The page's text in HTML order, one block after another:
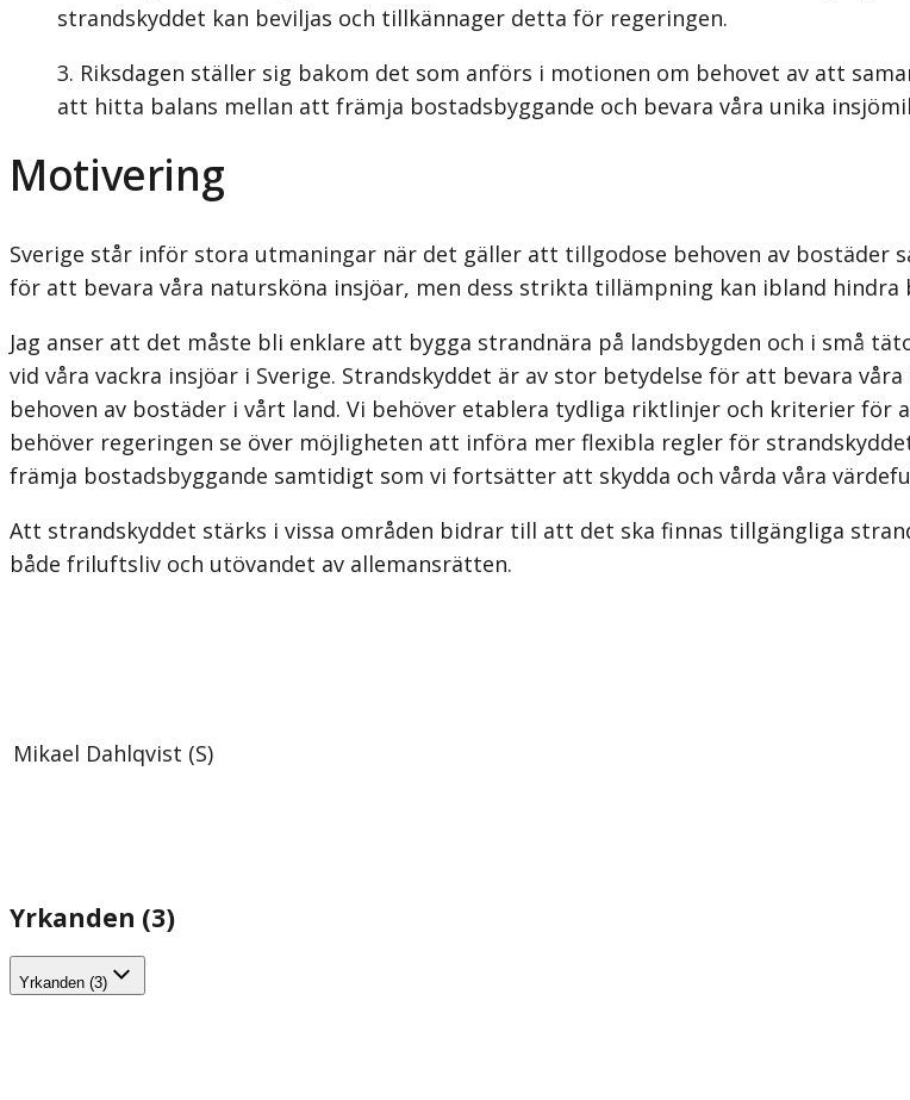
strandskyddet kan beviljas och tillkännager detta för regeringen.
Riksdagen ställer sig bakom det som anförs i motionen om behovet av att
att hitta balans mellan att främja bostadsbyggande och bevara våra unika
Motivering
Sverige står inför stora utmaningar när det gäller att tillgodose behoven av bostäder
för att bevara våra natursköna insjöar, men dess strikta tillämpning kan ibland hindra
Jag anser att det måste bli enklare att bygga strandnära på landsbygden och i små
vid våra vackra insjöar i Sverige. Strandskyddet är av stor betydelse för att bevara
behoven av bostäder i vårt land. Vi behöver etablera tydliga riktlinjer och kriterier
behöver regeringen se över möjligheten att införa mer flexibla regler för
främja bostadsbyggande samtidigt som vi fortsätter att skydda och vårda våra
Att strandskyddet stärks i vissa områden bidrar till att det ska finnas tillgängliga
både friluftsliv och utövandet av allemansrätten.
Mikael Dahlqvist (S)
Yrkanden (3)
Yrkanden (3)